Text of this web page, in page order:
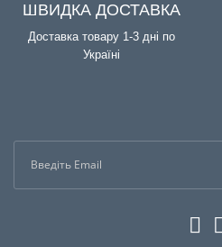
ШВИДКА ДОСТАВКА
Доставка товару 1-3 дні по
Україні